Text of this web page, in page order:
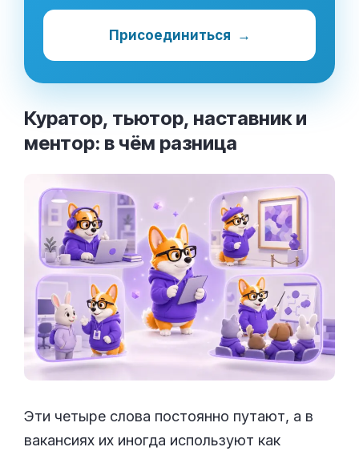
Присоединиться →
Куратор, тьютор, наставник и
ментор: в чём разница
Эти четыре слова постоянно путают, а в
вакансиях их иногда используют как